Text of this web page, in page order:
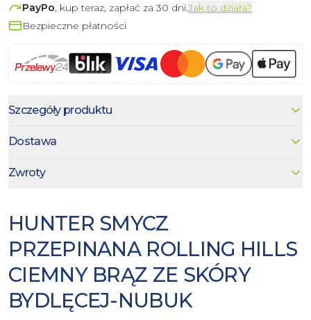
PayPo, kup teraz, zapłać za 30 dni.Jak to działa?
Bezpieczne płatności
Szczegóły produktu
Dostawa
Zwroty
HUNTER SMYCZ
PRZEPINANA ROLLING HILLS
CIEMNY BRĄZ ZE SKÓRY
BYDLĘCEJ-NUBUK